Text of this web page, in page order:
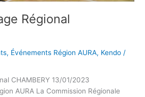
Régional
, Événements Région AURA, Kendo /
CHAMBERY 13/01/2023
AURA La Commission Régionale